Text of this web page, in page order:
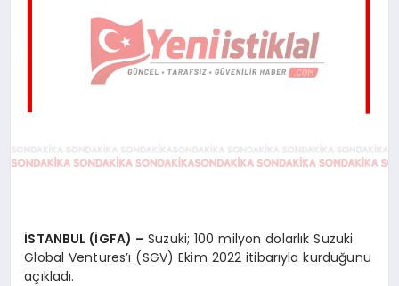
SPOR
İSTANBUL (İGFA) –Suzuki; 100 milyon dolarlık Suzuki
Global Ventures’ı (SGV) Ekim 2022 itibarıyla kurduğunu
açıkladı.